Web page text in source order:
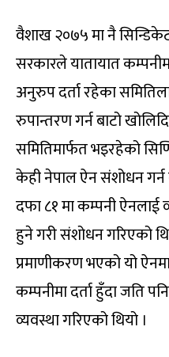
वैशाख २०७५ मा नै
सरकारले यातायात
अनुरुप दर्ता रहेका
रुपान्तरण गर्न बाटो
समितिमार्फत भइरहेको
केही नेपाल ऐन संशोधन
दफा ८१ मा कम्पनी ऐनलाई
हुने गरी संशोधन गरिएको
प्रमाणीकरण भएको यो ऐनमा
कम्पनीमा दर्ता हुँदा जति
व्यवस्था गरिएको थियो ।